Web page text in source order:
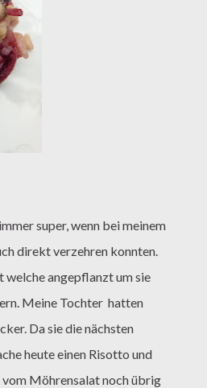
super, wenn bei meinem
direkt verzehren konnten.
welche angepflanzt um sie
Meine Tochter hatten
Da sie die nächsten
heute einen Risotto und
Möhrensalat noch übrig